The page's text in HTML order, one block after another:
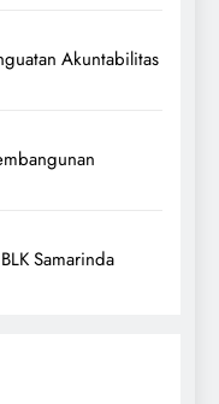
Akuntabilitas
Samarinda